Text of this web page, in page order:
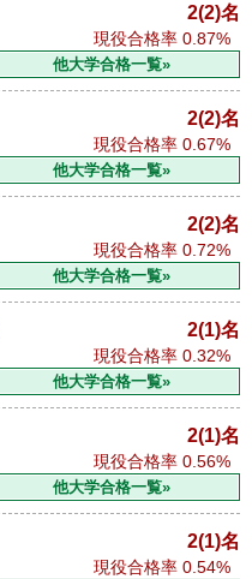
2(2)名
現役合格率 0.87%
他大学合格一覧»
2(2)名
現役合格率 0.67%
他大学合格一覧»
2(2)名
現役合格率 0.72%
他大学合格一覧»
2(1)名
現役合格率 0.32%
他大学合格一覧»
2(1)名
現役合格率 0.56%
他大学合格一覧»
2(1)名
現役合格率 0.54%